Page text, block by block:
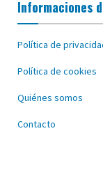
Informaciones
Política de
Política de cookies
Quiénes somos
Contacto